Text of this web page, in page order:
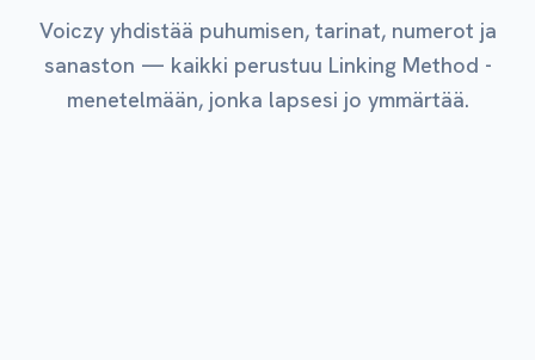
Voiczy yhdistää puhumisen, tarinat, numerot ja
sanaston — kaikki perustuu Linking Method -
menetelmään, jonka lapsesi jo ymmärtää.